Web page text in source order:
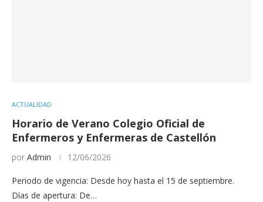
ACTUALIDAD
Horario de Verano Colegio Oficial de
Enfermeros y Enfermeras de Castellón
por Admin 12/06/2026
Periodo de vigencia: Desde hoy hasta el 15 de septiembre.
Días de apertura: De…